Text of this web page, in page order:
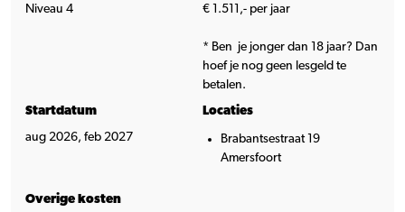
Niveau 4 € 1.511,- per jaar
* Ben je jonger dan 18 jaar? Dan
hoef je nog geen lesgeld te
betalen.
Startdatum
aug 2026, feb 2027
Locaties
Brabantsestraat 19
Amersfoort
Overige kosten